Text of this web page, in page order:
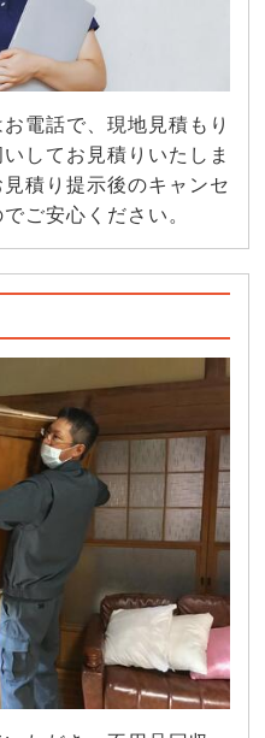
電話で、現地見積もり
してお見積りいたしま
積り提示後のキャンセ
ご安心ください。